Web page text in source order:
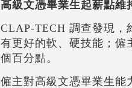
高級文憑畢業生起薪點維
CLAP-TECH 調查發現，
有更好的軟、硬技能；僱
個百分點。
僱主對高級文憑畢業生能